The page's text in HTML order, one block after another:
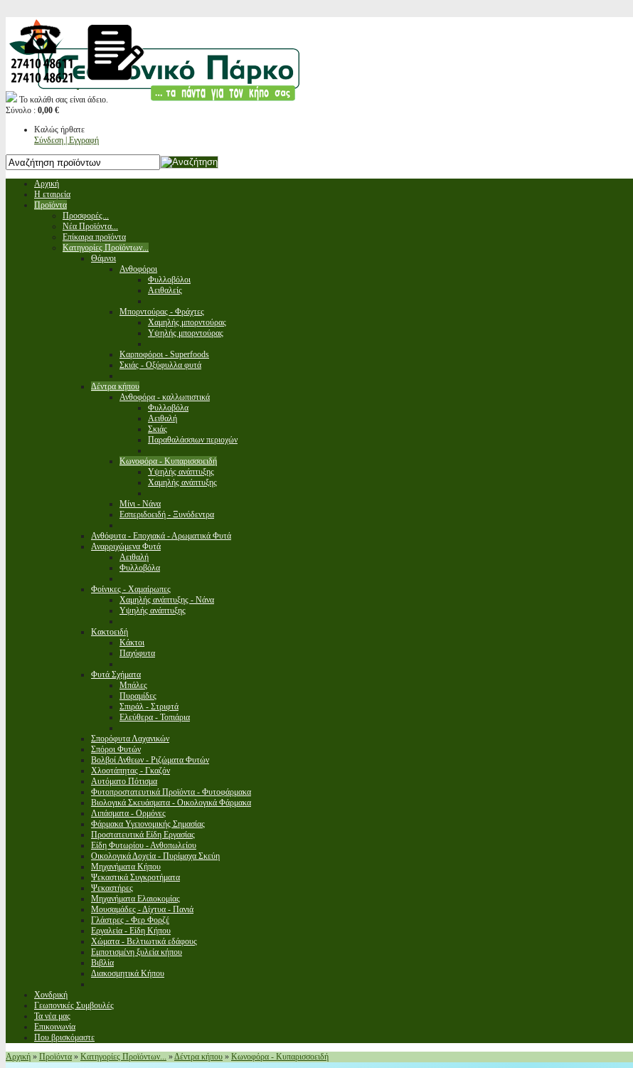
Το καλάθι σας είναι άδειο.
Σύνολο : 0,00 €
Καλώς ήρθατε
Σύνδεση | Εγγραφή
Αρχική
Η εταιρεία
Προϊόντα
Προσφορές...
Νέα Προϊόντα...
Επίκαιρα προϊόντα
Κατηγορίες Προϊόντων...
Θάμνοι
Ανθοφόροι
Φυλλοβόλοι
Αειθαλείς
Μπορντούρας - Φράχτες
Χαμηλής μπορντούρας
Υψηλής μπορντούρας
Καρποφόροι - Superfoods
Σκιάς - Οξύφυλλα φυτά
Δέντρα κήπου
Ανθοφόρα - καλλωπιστικά
Φυλλοβόλα
Αειθαλή
Σκιάς
Παραθαλάσσιων περιοχών
Κωνοφόρα - Κυπαρισσοειδή
Υψηλής ανάπτυξης
Χαμηλής ανάπτυξης
Μίνι - Νάνα
Εσπεριδοειδή - Ξυνόδεντρα
Ανθόφυτα - Εποχιακά - Αρωματικά Φυτά
Αναρριχώμενα Φυτά
Αειθαλή
Φυλλοβόλα
Φοίνικες - Χαμαίρωπες
Χαμηλής ανάπτυξης - Νάνα
Υψηλής ανάπτυξης
Κακτοειδή
Κάκτοι
Παχύφυτα
Φυτά Σχήματα
Μπάλες
Πυραμίδες
Σπιράλ - Στριφτά
Ελεύθερα - Τοπιάρια
Σπορόφυτα Λαχανικών
Σπόροι Φυτών
Βολβοί Ανθεων - Ριζώματα Φυτών
Χλοοτάπητας - Γκαζόν
Αυτόματο Πότισμα
Φυτοπροστατευτικά Προϊόντα - Φυτοφάρμακα
Βιολογικά Σκευάσματα - Οικολογικά Φάρμακα
Λιπάσματα - Ορμόνες
Φάρμακα Υγειονομικής Σημασίας
Προστατευτικά Είδη Εργασίας
Είδη Φυτωρίου - Ανθοπωλείου
Οικολογικά Δοχεία - Πυρίμαχα Σκεύη
Μηχανήματα Κήπου
Ψεκαστικά Συγκροτήματα
Ψεκαστήρες
Μηχανήματα Ελαιοκομίας
Μουσαμάδες - Δίχτυα - Πανιά
Γλάστρες - Φερ Φορζέ
Εργαλεία - Είδη Κήπου
Χώματα - Βελτιωτικά εδάφους
Εμποτισμένη ξυλεία κήπου
Βιβλία
Διακοσμητικά Κήπου
Χονδρική
Γεωπονικές Συμβουλές
Τα νέα μας
Επικοινωνία
Που βρισκόμαστε
Αρχική » Προϊόντα » Κατηγορίες Προϊόντων... »Δέντρα κήπου » Κωνοφόρα - Κυπαρισσοειδή